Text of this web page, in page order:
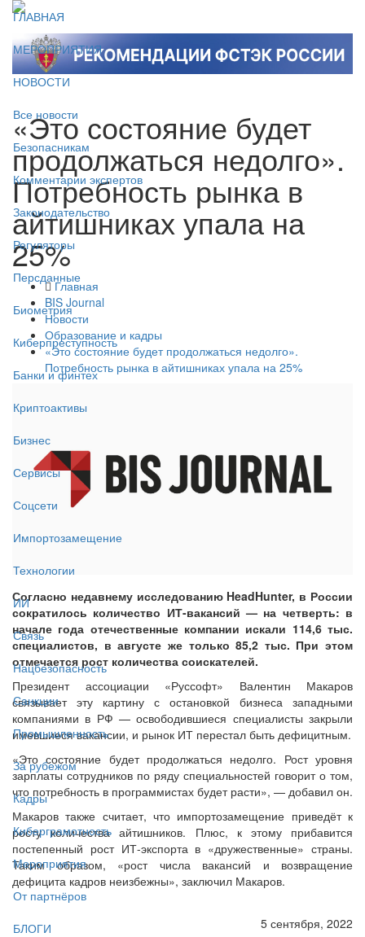
ГЛАВНАЯ
МЕРОПРИЯТИЯ
НОВОСТИ
Все новости
Безопасникам
Комментарии экспертов
Законодательство
Регуляторы
Персданные
Биометрия
Киберпреступность
Банки и финтех
Криптоактивы
Бизнес
Сервисы
Соцсети
Импортозамещение
Технологии
ИИ
Связь
Нацбезопасность
Санкции
Промышленность
За рубежом
Кадры
Киберграмотность
Мероприятия
От партнёров
БЛОГИ
«Это состояние будет
продолжаться недолго».
Потребность рынка в
айтишниках упала на
25%
Главная
BIS Journal
Новости
Образование и кадры
«Это состояние будет продолжаться недолго».
Потребность рынка в айтишниках упала на 25%
Согласно недавнему исследованию HeadHunter, в России
сократилось количество ИТ-вакансий — на четверть: в
начале года отечественные компании искали 114,6 тыс.
специалистов, в августе же только 85,2 тыс. При этом
отмечается рост количества соискателей.
Президент ассоциации «Руссофт» Валентин Макаров
связывает эту картину с остановкой бизнеса западными
компаниями в РФ — освободившиеся специалисты закрыли
имевшиеся вакансии, и рынок ИТ перестал быть дефицитным.
«Это состояние будет продолжаться недолго. Рост уровня
зарплаты сотрудников по ряду специальностей говорит о том,
что потребность в программистах будет расти», — добавил он.
Макаров также считает, что импортозамещение приведёт к
росту количества айтишников. Плюс, к этому прибавится
постепенный рост ИТ-экспорта в «дружественные» страны.
Таким образом, «рост числа вакансий и возвращение
дефицита кадров неизбежны», заключил Макаров.
5 сентября, 2022